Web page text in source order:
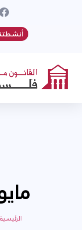
مايو 23,
الرئيسية